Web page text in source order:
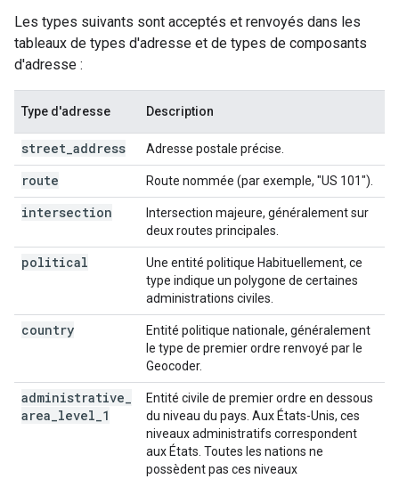
Les types suivants sont acceptés et renvoyés dans les
tableaux de types d'adresse et de types de composants
d'adresse :
Type d'adresse Description
street address Adresse postale précise.
route Route nommée (par exemple, "US 101").
intersection
Intersection majeure, généralement sur
deux routes principales.
political
Une entité politique Habituellement, ce
type indique un polygone de certaines
administrations civiles.
country
Entité politique nationale, généralement
le type de premier ordre renvoyé par le
Geocoder.
administrative
area level 1
Entité civile de premier ordre en dessous
du niveau du pays. Aux États-Unis, ces
niveaux administratifs correspondent
aux États. Toutes les nations ne
possèdent pas ces niveaux